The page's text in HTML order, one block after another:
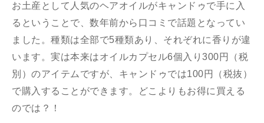
お土産として人気のヘアオイルがキャンドゥで手に入
るということで、数年前から口コミで話題となってい
ました。種類は全部で5種類あり、それぞれに香りが違
います。実は本来はオイルカプセル6個入り300円（税
別）のアイテムですが、キャンドゥでは100円（税抜）
で購入することができます。どこよりもお得に買える
のでは？！